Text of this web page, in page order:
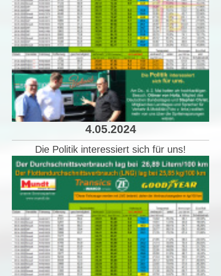
4.05.2024
Die Politik interessiert sich für uns!